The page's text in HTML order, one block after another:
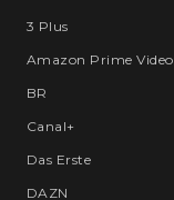
3 Plus
Amazon Prime Video
BR
Canal+
Das Erste
DAZN